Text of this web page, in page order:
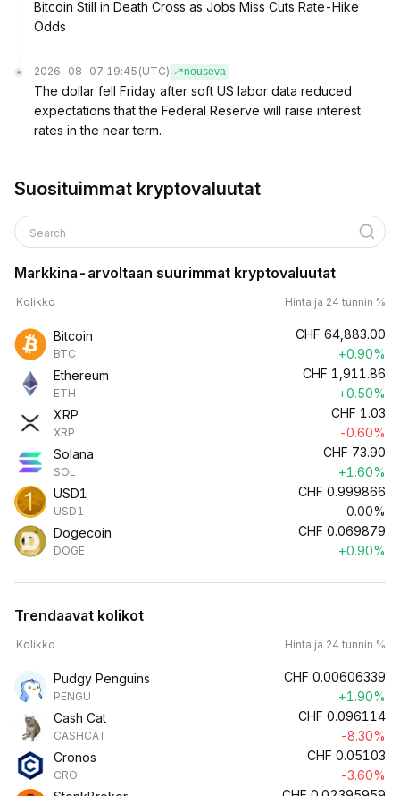
Bitcoin Still in Death Cross as Jobs Miss Cuts Rate-Hike
Odds
2026-08-07 19:45 (UTC) nouseva
The dollar fell Friday after soft US labor data reduced
expectations that the Federal Reserve will raise interest
rates in the near term.
Suosituimmat kryptovaluutat
Search
Markkina-arvoltaan suurimmat kryptovaluutat
Kolikko Hinta ja 24 tunnin %
Bitcoin
BTC
CHF 64,883.00
+0.90%
Ethereum
ETH
CHF 1,911.86
+0.50%
XRP
XRP
CHF 1.03
-0.60%
Solana
SOL
CHF 73.90
+1.60%
USD1
USD1
CHF 0.999866
0.00%
Dogecoin
DOGE
CHF 0.069879
+0.90%
Trendaavat kolikot
Kolikko Hinta ja 24 tunnin %
Pudgy Penguins
PENGU
CHF 0.00606339
+1.90%
Cash Cat
CASHCAT
CHF 0.096114
-8.30%
Cronos
CRO
CHF 0.05103
-3.60%